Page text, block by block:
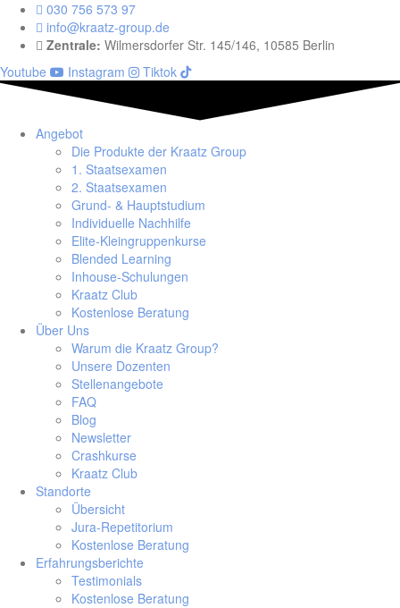
030 756 573 97
info@kraatz-group.de
Zentrale: Wilmersdorfer Str. 145/146, 10585 Berlin
Youtube
Instagram Tiktok
Angebot
Die Produkte der Kraatz Group
1. Staatsexamen
2. Staatsexamen
Grund- & Hauptstudium
Individuelle Nachhilfe
Elite-Kleingruppenkurse
Blended Learning
Inhouse-Schulungen
Kraatz Club
Kostenlose Beratung
Über Uns
Warum die Kraatz Group?
Unsere Dozenten
Stellenangebote
FAQ
Blog
Newsletter
Crashkurse
Kraatz Club
Standorte
Übersicht
Jura-Repetitorium
Kostenlose Beratung
Erfahrungsberichte
Testimonials
Kostenlose Beratung